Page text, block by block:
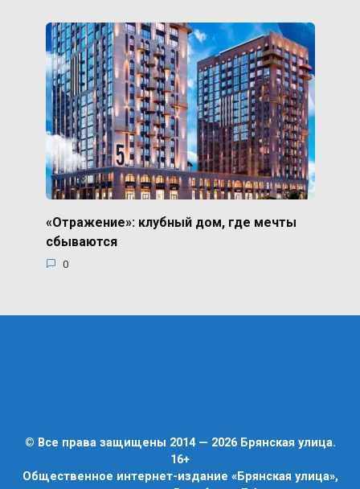
«Отражение»: клубный дом, где мечты
сбываются
0
© Все права защищены 2014 — 2026 Брянская улица.
16+
Общественное интернет-издание «Брянская улица»,